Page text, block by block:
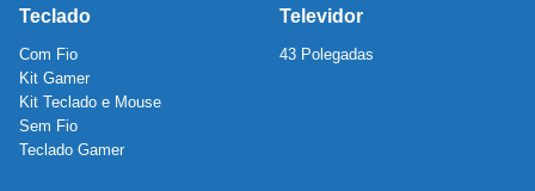
Teclado
Com Fio
Kit Gamer
Kit Teclado e Mouse
Sem Fio
Teclado Gamer
Televidor
43 Polegadas